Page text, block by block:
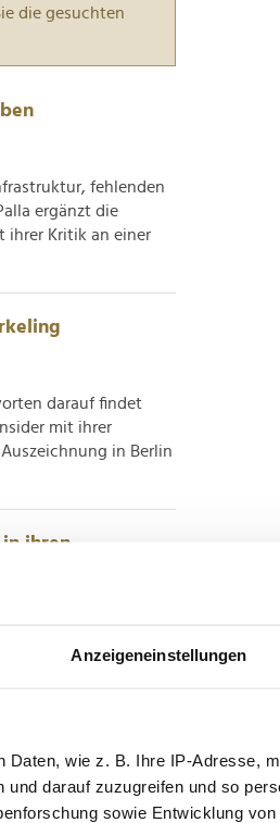
Anzeigeneinstellungen
Daten, wie z. B. Ihre IP-Adresse,
darauf zuzugreifen und so
sowie Entwicklung
die gesuchten
fehlenden
ergänzt die
ihrer Kritik an einer
darauf findet
mit ihrer
in Berlin
in ihren
Momente, die jede
zu Letzteren. Er
sondern auch